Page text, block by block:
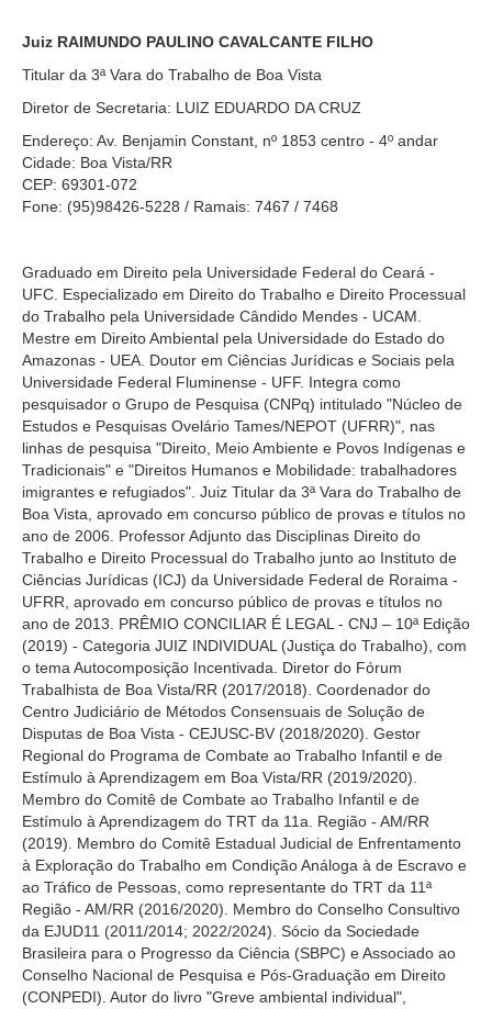
Audiências e Sessões
Calendário das Sessões da 1ª Turma 2026
Calendário de Sessões da 2ª Turma - 2026
Calendário das Sessões da 3ª Turma 2026
Calendário das Sessões do Pleno e Especializadas 2026
Carta de Serviços ao Cidadão
Cadastro de Peritos, Tradutores e Intérpretes
Calendários
Calendário Geral
Calendário de Eventos
Calendário de Eventos passados
Calendário das Sessões
Calendário das Correições
Calendário de Suspensão
Calendário da Justiça Itinerante
Certidões
Concursos
Contas abertas em nome dos beneficiários
Diários Eletrônicos
e-Doc
Espaço do Servidor
Guias de recolhimento
Leilão Público
Mapa do site
META 9 do CNJ
Pauta Digital
PJE
Juiz RAIMUNDO PAULINO CAVALCANTE FILHO
Titular da 3ª Vara do Trabalho de Boa Vista
Diretor de Secretaria: LUIZ EDUARDO DA CRUZ
Endereço: Av. Benjamin Constant, nº 1853 centro - 4º andar
Cidade: Boa Vista/RR
CEP: 69301-072
Fone: (95)98426-5228 / Ramais: 7467 / 7468
Graduado em Direito pela Universidade Federal do Ceará -
UFC. Especializado em Direito do Trabalho e Direito Processual
do Trabalho pela Universidade Cândido Mendes - UCAM.
Mestre em Direito Ambiental pela Universidade do Estado do
Amazonas - UEA. Doutor em Ciências Jurídicas e Sociais pela
Universidade Federal Fluminense - UFF. Integra como
pesquisador o Grupo de Pesquisa (CNPq) intitulado "Núcleo de
Estudos e Pesquisas Ovelário Tames/NEPOT (UFRR)", nas
linhas de pesquisa "Direito, Meio Ambiente e Povos Indígenas e
Tradicionais" e "Direitos Humanos e Mobilidade: trabalhadores
imigrantes e refugiados". Juiz Titular da 3ª Vara do Trabalho de
Boa Vista, aprovado em concurso público de provas e títulos no
ano de 2006. Professor Adjunto das Disciplinas Direito do
Trabalho e Direito Processual do Trabalho junto ao Instituto de
Ciências Jurídicas (ICJ) da Universidade Federal de Roraima -
UFRR, aprovado em concurso público de provas e títulos no
ano de 2013. PRÊMIO CONCILIAR É LEGAL - CNJ – 10ª Edição
(2019) - Categoria JUIZ INDIVIDUAL (Justiça do Trabalho), com
o tema Autocomposição Incentivada. Diretor do Fórum
Trabalhista de Boa Vista/RR (2017/2018). Coordenador do
Centro Judiciário de Métodos Consensuais de Solução de
Disputas de Boa Vista - CEJUSC-BV (2018/2020). Gestor
Regional do Programa de Combate ao Trabalho Infantil e de
Estímulo à Aprendizagem em Boa Vista/RR (2019/2020).
Membro do Comitê de Combate ao Trabalho Infantil e de
Estímulo à Aprendizagem do TRT da 11a. Região - AM/RR
(2019). Membro do Comitê Estadual Judicial de Enfrentamento
à Exploração do Trabalho em Condição Análoga à de Escravo e
ao Tráfico de Pessoas, como representante do TRT da 11ª
Região - AM/RR (2016/2020). Membro do Conselho Consultivo
da EJUD11 (2011/2014; 2022/2024). Sócio da Sociedade
Brasileira para o Progresso da Ciência (SBPC) e Associado ao
Conselho Nacional de Pesquisa e Pós-Graduação em Direito
(CONPEDI). Autor do livro "Greve ambiental individual",